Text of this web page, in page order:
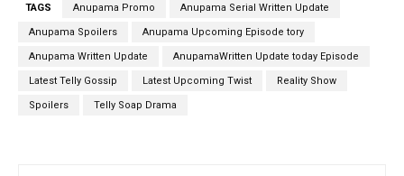
TAGS Anupama Promo Anupama Serial Written Update
Anupama Spoilers Anupama Upcoming Episode tory
Anupama Written Update AnupamaWritten Update today Episode
Latest Telly Gossip Latest Upcoming Twist Reality Show
Spoilers Telly Soap Drama